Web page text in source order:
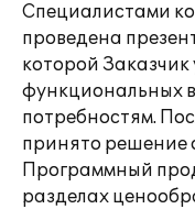
Специалистами
проведена
которой Заказчик
функциональных
потребностям.
принято решение
Программный
разделах